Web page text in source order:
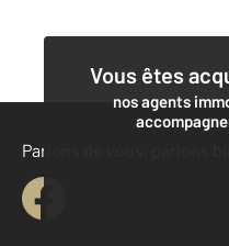
Vous êtes
nos agents
Parlons de vous, parlons